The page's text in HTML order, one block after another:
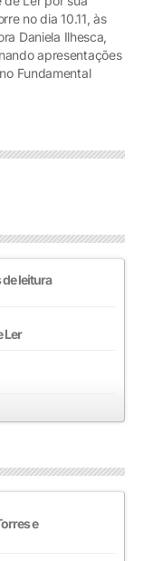
no dia 10.11, às
Daniela Ilhesca,
apresentações
Fundamental
leitura
Ler
e